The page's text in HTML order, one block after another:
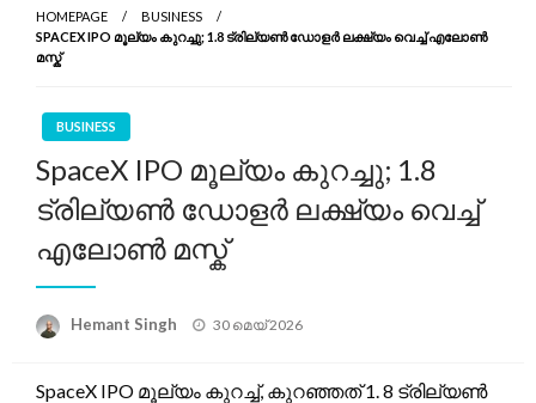
HOMEPAGE
BUSINESS
SPACEX IPO മൂല്യം കുറച്ചു; 1.8 ട്രില്യൺ ഡോളർ ലക്ഷ്യം വെച്ച് എലോൺ
മസ്ക്
BUSINESS
SpaceX IPO മൂല്യം കുറച്ചു; 1.8
ട്രില്യൺ ഡോളർ ലക്ഷ്യം വെച്ച്
എലോൺ മസ്ക്
Hemant Singh
Posted
30 മെയ്‌ 2026
SpaceX IPO മൂല്യം കുറച്ച്, കുറഞ്ഞത് 1. 8 ട്രില്യൺ